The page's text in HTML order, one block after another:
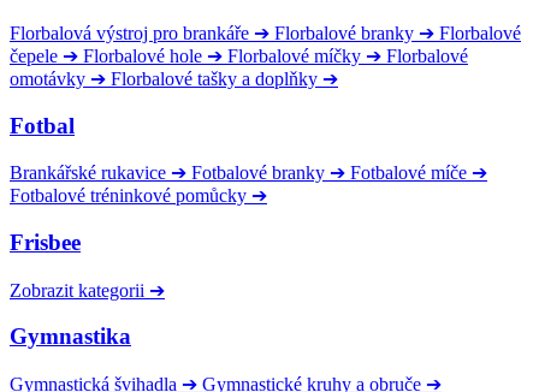
Florbalová výstroj pro brankáře ➔ Florbalové branky ➔ Florbalové
čepele ➔ Florbalové hole ➔ Florbalové míčky ➔ Florbalové
omotávky ➔ Florbalové tašky a doplňky ➔
Fotbal
Brankářské rukavice ➔ Fotbalové branky ➔ Fotbalové míče ➔
Fotbalové tréninkové pomůcky ➔
Frisbee
Zobrazit kategorii ➔
Gymnastika
Gymnastická švihadla ➔ Gymnastické kruhy a obruče ➔